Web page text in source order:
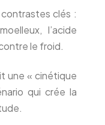
clés :
l’acide
le froid.
une « cinétique
qui crée la